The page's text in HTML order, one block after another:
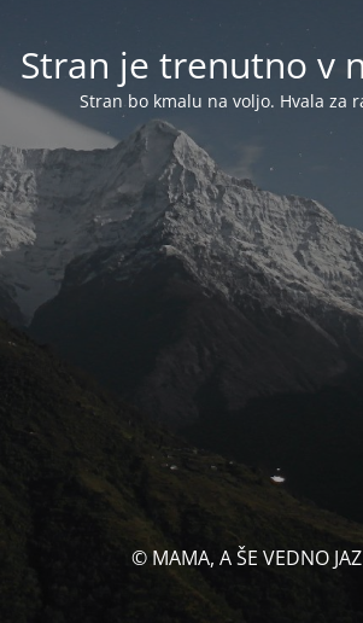
Stran je trenutno v
Stran bo kmalu na voljo. Hvala za
© MAMA, A ŠE VEDNO